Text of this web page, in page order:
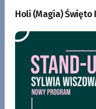
Holi (Magia) Święto